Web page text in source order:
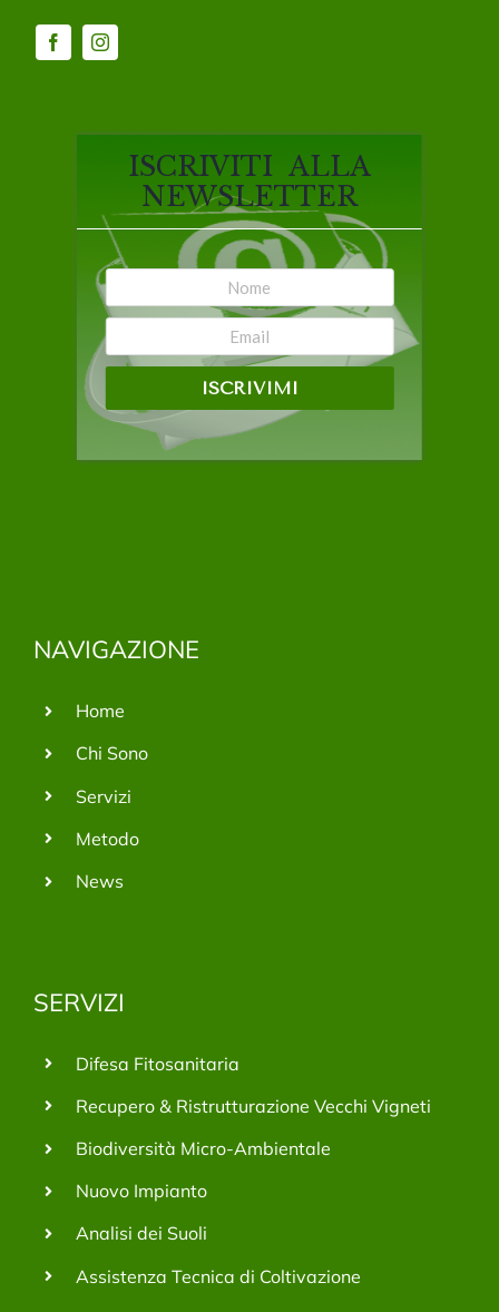
ISCRIVITI ALLA
NEWSLETTER
ISCRIVIMI
NAVIGAZIONE
Home
Chi Sono
Servizi
Metodo
News
SERVIZI
Difesa Fitosanitaria
Recupero & Ristrutturazione Vecchi Vigneti
Biodiversità Micro-Ambientale
Nuovo Impianto
Analisi dei Suoli
Assistenza Tecnica di Coltivazione